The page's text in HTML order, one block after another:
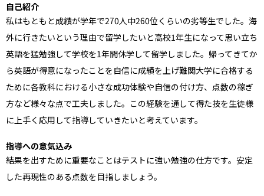
自己紹介
私はもともと成績が学年で270人中260位くらいの劣等生でした。海
外に行きたいという理由で留学したいと高校1年生になって思い立ち
英語を猛勉強して学校を1年間休学して留学しました。帰ってきてか
ら英語が得意になったことを自信に成績を上げ難関大学に合格する
ために各教科における小さな成功体験や自信の付け方、点数の稼ぎ
方など様々な点で工夫しました。この経験を通して得た技を生徒様
に上手く応用して指導していきたいと考えています。
指導への意気込み
結果を出すために重要なことはテストに強い勉強の仕方です。安定
した再現性のある点数を目指しましょう。